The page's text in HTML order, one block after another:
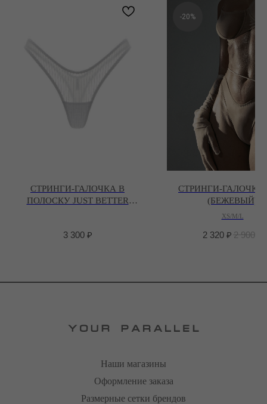
СТРИНГИ-ГАЛОЧКА В
ПОЛОСКУ JUST BETTER
3 300 ₽
-20%
СТРИНГИ-ГАЛОЧКА
(БЕЖЕВЫЙ)
XS/M/L
2 320 ₽ 2 900
Наши магазины
Оформление заказа
Размерные сетки брендов